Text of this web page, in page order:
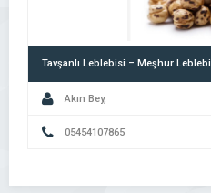
Tavşanlı Leblebisi – Meşhur Leblebi
Akın Bey,
05454107865